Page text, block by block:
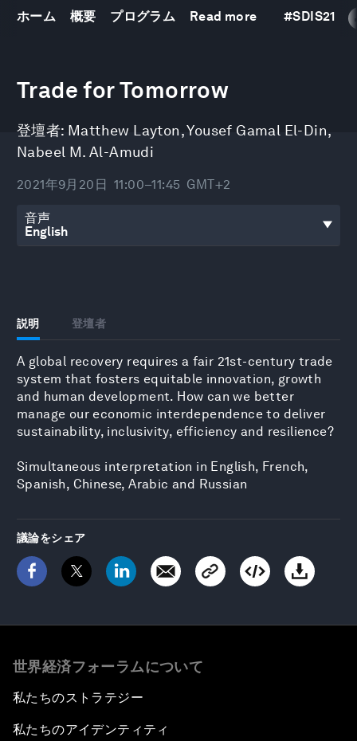
ホーム 概要 プログラム Read more #SDIS21
Trade for Tomorrow
登壇者: Matthew Layton,Yousef Gamal El-Din,
Nabeel M. Al-Amudi
2021年9月20日 11:00–11:45 GMT+2
音声
説明 登壇者
A global recovery requires a fair 21st-century trade
system that fosters equitable innovation, growth
and human development. How can we better
manage our economic interdependence to deliver
sustainability, inclusivity, efficiency and resilience?
Simultaneous interpretation in English, French,
Spanish, Chinese, Arabic and Russian
議論をシェア
9
seconds
世界経済フォーラムについて
私たちのストラテジー
私たちのアイデンティティ